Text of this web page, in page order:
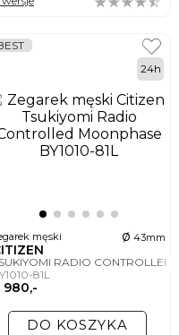
męski ø 43mm
RADIO
81L
980,-
24h
DO KOSZYKA